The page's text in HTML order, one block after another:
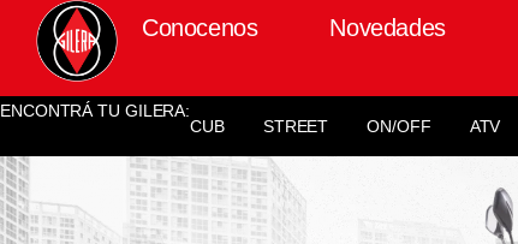
Conocenos Novedades
ENCONTRÁ TU GILERA:
CUB
STREET ON/OFF ATV